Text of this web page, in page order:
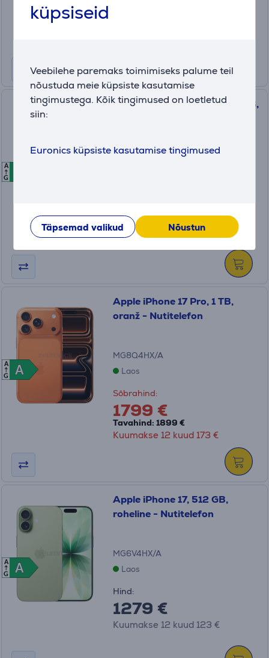
küpsiseid
Veebilehe paremaks toimimiseks palume teil
nõustuda meie küpsiste kasutamise
tingimustega. Kõik tingimused on loetletud
siin:
Euronics küpsiste kasutamise tingimused
Täpsemad valikud Nõustun
A
G
Apple iPhone 17 Pro Max, 2 TB,
2469 €
Tavahind: 2569 €
Kuumakse 12 kuud 237 €
A
A
A
G
Apple iPhone 17 Pro, 1 TB,
oranž - Nutitelefon
MG8Q4HX/A
Laos
Sõbrahind:
1799 €
Tavahind: 1899 €
Kuumakse 12 kuud 173 €
A
A
A
G
Apple iPhone 17, 512 GB,
roheline - Nutitelefon
MG6V4HX/A
Laos
Hind:
1279 €
Kuumakse 12 kuud 123 €